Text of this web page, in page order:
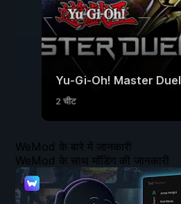
Yu-Gi-Oh! Master Duel
2 चीट
WeMod के बारे में जानकारी
WeMod के साथ मॉडिंग की जानकारी